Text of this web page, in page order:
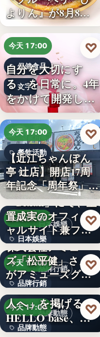
よりん』が8月8日
「ブル…
今天 17:00
保健食品
文字
自分を大切にす
る、を日常に。4年
をかけて開発した
女性のた…
♡
今天 17:00
餐飲活動
17
【近江ちゃんぽん
亭 辻店】開店17周
年記念「周年祭」開
催…
♡
日本娛樂
今天 17:00
日本娛樂
730円
「Bitfan」にて、玉
置成実のオフィシ
ャルサイト兼フ
ァ…
♡
品牌行銷
今天 17:00
品牌行銷
1,200億円
株式会社アミュー
ズ「松平健」さん
がアミューズグル
ープ ス…
♡
品牌動態
今天 17:00
品牌動態
「社長に買われる
人へ」を掲げる
HELLO base、創
業…
♡